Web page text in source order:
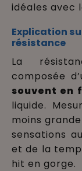
idéales avec
Explication
résistance
La
composée
souvent en
liquide.
moins
sensations
et de la
hit en gorge.